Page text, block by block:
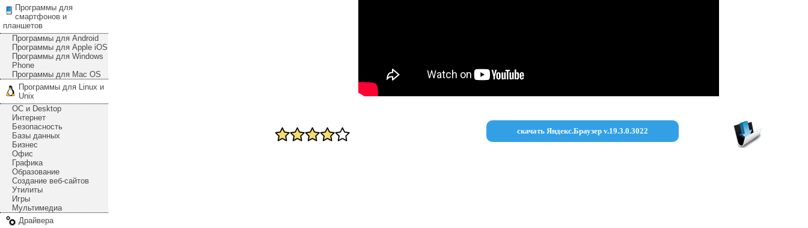
Программы для
смартфонов и
планшетов
Программы для Android
Программы для Apple iOS
Программы для Windows
Phone
Программы для Mac OS
Программы для Linux и
Unix
ОС и Desktop
Интернет
Безопасность
Базы данных
Бизнес
Офис
Графика
Образование
Создание веб-сайтов
Утилиты
Игры
Мультимедиа
Драйвера
скачать Яндекс.Браузер v.19.3.0.3022